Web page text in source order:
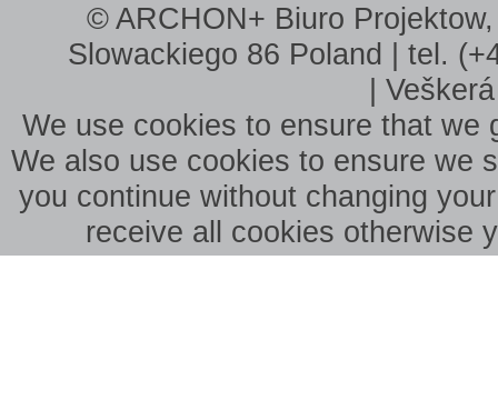
© ARCHON+ Biuro
Slowackiego 86 Poland | tel.
|
We use cookies to ensure that we
We also use cookies to ensure we
you continue without changing
receive all cookies otherwise